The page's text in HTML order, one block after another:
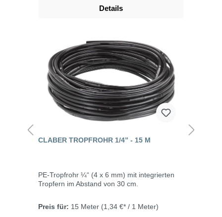
Details
CLABER TROPFROHR 1/4” - 15 M
PE-Tropfrohr ¼“ (4 x 6 mm) mit integrierten
Tropfern im Abstand von 30 cm.
Preis für: 15 Meter (1,34 €* / 1 Meter)